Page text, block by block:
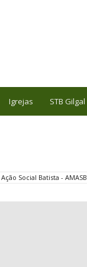
Igrejas STB Gilgal
Social Batista - AMASB